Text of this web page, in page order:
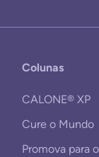
Colunas
CALONE® XP
Cure o Mundo
Promova para